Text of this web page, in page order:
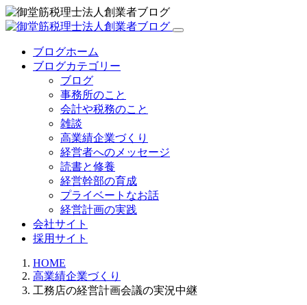
ブログホーム
ブログカテゴリー
ブログ
事務所のこと
会計や税務のこと
雑談
高業績企業づくり
経営者へのメッセージ
読書と修養
経営幹部の育成
プライベートなお話
経営計画の実践
会社サイト
採用サイト
HOME
高業績企業づくり
工務店の経営計画会議の実況中継